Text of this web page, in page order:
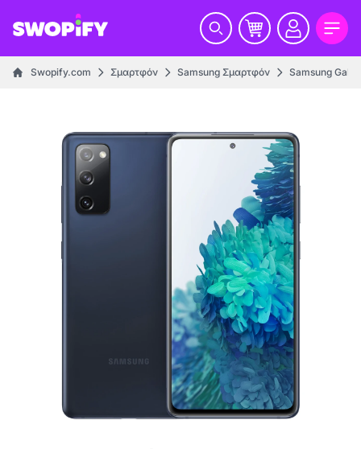
Swopify.com Σμαρτφόν Samsung Σμαρτφόν Samsung